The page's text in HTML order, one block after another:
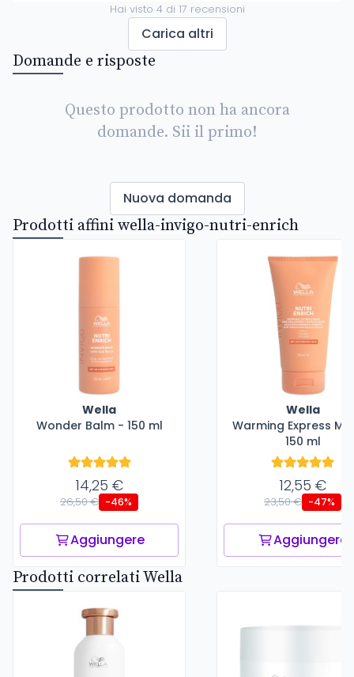
Hai visto 4di 17 recensioni
Carica altri
Domande e risposte
Questo prodotto non ha ancora
domande. Sii il primo!
Nuova domanda
Prodotti affini wella-invigo-nutri-enrich
Wella
Wonder Balm - 150 ml
14,25 €
26,50 € -46%
Aggiungere
Wella
Warming Express
150 ml
12,55 €
23,50 € -47%
Aggiungere
Prodotti correlati Wella